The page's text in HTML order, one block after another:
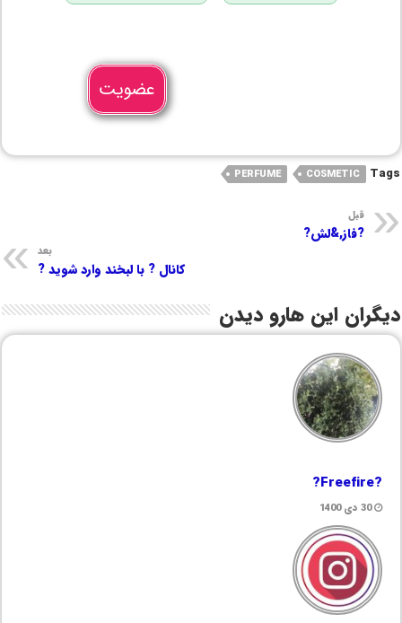
عضویت
Tags
COSMETIC
PERFUME
قبل
?فاز,&لش?
بعد
کانال ? با لبخند وارد شوید ?
دیگران این هارو دیدن
?Freefire?
30 دی 1400